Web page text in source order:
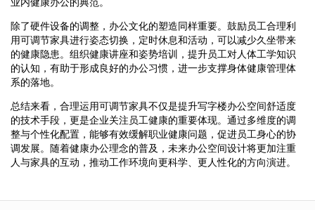
除了硬件设备的调整，办公文化的塑造同样重要。鼓励员工合理利
用可调节家具进行姿态切换，定时休息和活动，可以减少久坐带来
的健康隐患。组织健康讲座和姿势培训，提升员工对人体工学知识
的认知，有助于形成良好的办公习惯，进一步支撑身体健康管理体
系的落地。
总结来看，合理运用可调节家具不仅是提升写字楼办公空间舒适度
的技术手段，更是企业关注员工健康的重要体现。通过多维度的调
整与个性化配置，能够有效缓解职业健康问题，促进员工身心的协
调发展。随着健康办公理念的普及，未来办公空间设计将更加注重
人与家具的互动，推动工作环境向更科学、更人性化的方向演进。